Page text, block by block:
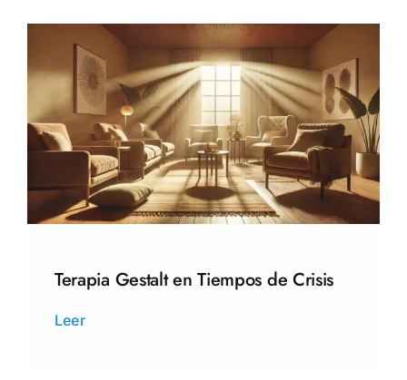
Terapia Gestalt en Tiempos de Crisis
Leer